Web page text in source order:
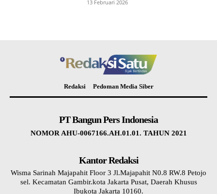
13 Februari 2026
Redaksi Pedoman Media Siber
PT Bangun Pers Indonesia
NOMOR AHU-0067166.AH.01.01. TAHUN 2021
Kantor Redaksi
Wisma Sarinah Majapahit Floor 3 Jl.Majapahit N0.8 RW.8 Petojo
sel. Kecamatan Gambir.kota Jakarta Pusat, Daerah Khusus
Ibukota Jakarta 10160.